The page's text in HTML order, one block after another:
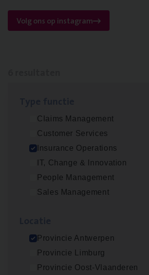
Volg ons op instagram
Claims Management
Customer Services
Insurance Operations
IT, Change & Innovation
People Management
Sales Management
Provincie Antwerpen
Provincie Limburg
Provincie Oost-Vlaanderen
Dos­sier­be­heer­der
Insurance Operations
Antwerpen
Dos­sier­be­heer­der
Mechelen